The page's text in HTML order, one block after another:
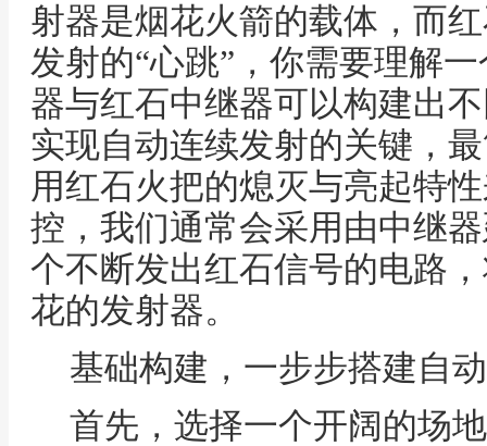
射器是烟花火箭的载体，而
发射的“心跳”，你需要理解
器与红石中继器可以构建出
实现自动连续发射的关键，
用红石火把的熄灭与亮起特
控，我们通常会采用由中继
个不断发出红石信号的电路
花的发射器。
基础构建，一步步搭建自
首先，选择一个开阔的场